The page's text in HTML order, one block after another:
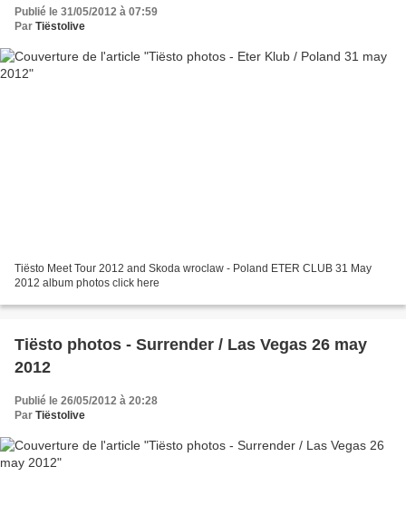
Publié le 31/05/2012 à 07:59
Par Tiëstolive
Tiësto Meet Tour 2012 and Skoda wroclaw - Poland ETER CLUB 31 May
2012 album photos click here
Tiësto photos - Surrender / Las Vegas 26 may
2012
Publié le 26/05/2012 à 20:28
Par Tiëstolive